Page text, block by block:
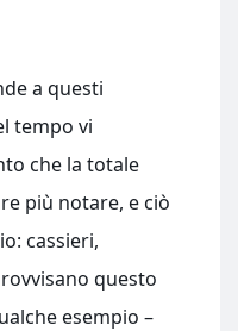
a questi
tempo vi
che la totale
più notare, e ciò
cassieri,
questo
esempio –